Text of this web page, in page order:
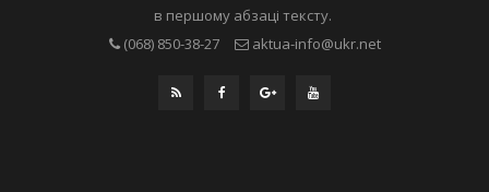
в першому абзаці тексту.
(068) 850-38-27
aktua-info@ukr.net